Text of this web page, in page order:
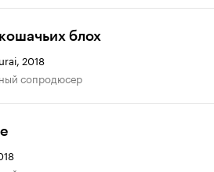
блох
2018
сопродюсер